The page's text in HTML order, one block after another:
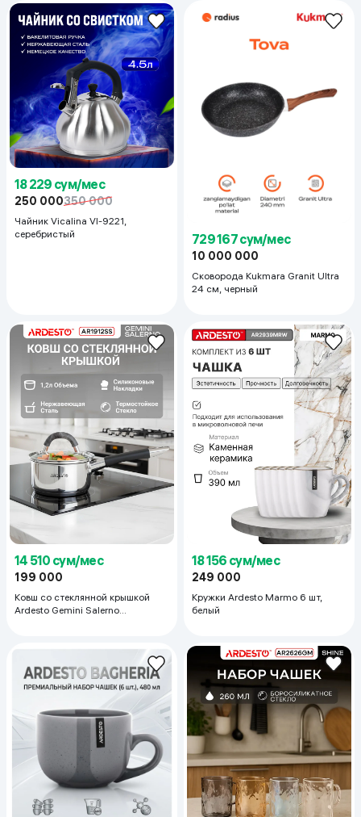
18 229 сум/мес
250 000350 000
Чайник Vicalina Vl-9221,
серебристый
729 167 сум/мес
10 000 000
Сковорода Kukmara Granit Ultra
24 см, черный
14 510 сум/мес
199 000
Ковш со стеклянной крышкой
Ardesto Gemini Salerno
18 156 сум/мес
249 000
Кружки Ardesto Marmo 6 шт,
белый